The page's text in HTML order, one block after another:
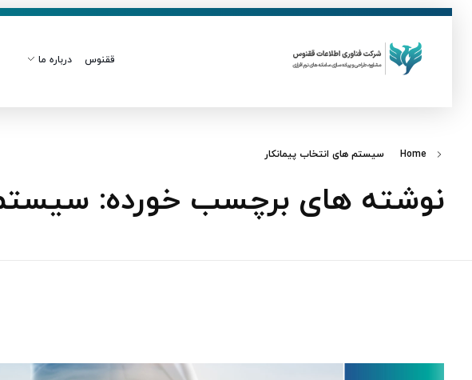
ققنوس درباره ما
Home سیستم‌ های انتخاب پیمانکار
نوشته های برچسب خورده: سیستم‌